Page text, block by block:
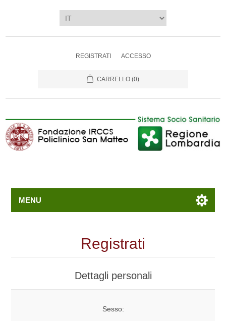
REGISTRATI ACCESSO
CARRELLO (0)
MENU
Registrati
Dettagli personali
Sesso: